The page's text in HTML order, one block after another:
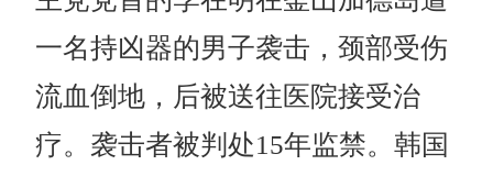
一名持凶器的男子袭击，颈部受伤
流血倒地，后被送往医院接受治
疗。袭击者被判处15年监禁。韩国